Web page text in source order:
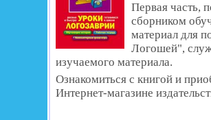
Первая часть,
сборником
материал для
Логошей",
изучаемого материала.
Ознакомиться с книгой и
Интернет-магазине